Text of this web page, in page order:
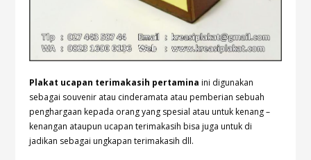
Plakat ucapan terimakasih pertamina ini digunakan
sebagai souvenir atau cinderamata atau pemberian sebuah
penghargaan kepada orang yang spesial atau untuk kenang –
kenangan ataupun ucapan terimakasih bisa juga untuk di
jadikan sebagai ungkapan terimakasih dll.